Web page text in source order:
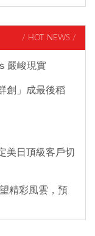
/ HOT NEWS /
嚴峻現實
創」成最後稻
美日頂級客戶切
精彩風雲，預